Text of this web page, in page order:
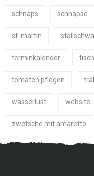
schnaps schnäpse
st. martin
terminkalender
tomaten pflegen
wasserlust website
zwetsche mit amaretto